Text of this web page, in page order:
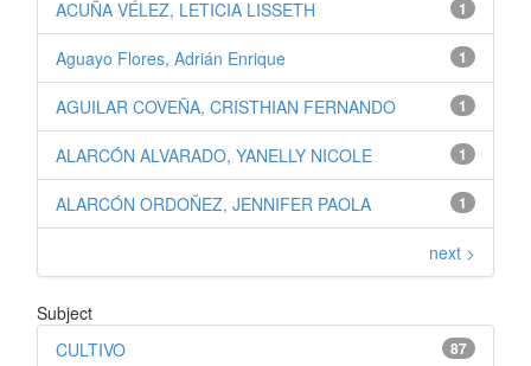
1
ACUÑA VÉLEZ, LETICIA LISSETH
1
Aguayo Flores, Adrián Enrique
1
AGUILAR COVEÑA, CRISTHIAN FERNANDO
1
ALARCÓN ALVARADO, YANELLY NICOLE
1
ALARCÓN ORDOÑEZ, JENNIFER PAOLA
next >
Subject
87
CULTIVO